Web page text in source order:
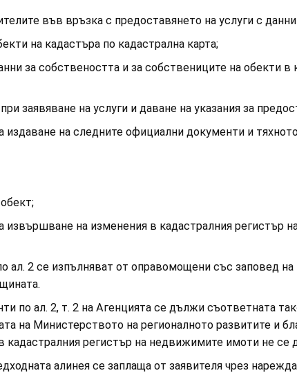
във връзка с предоставянето на услуги с
на кадастъра по кадастрална карта;
за собствеността и за собствениците на обекти
заявяване на услуги и даване на указания за
издаване на следните официални документи и
извършване на изменения в кадастралния регистър
ал. 2 се изпълняват от оправомощени със заповед
по ал. 2, т. 2 на Агенцията се дължи съответната
на Министерството на регионалното развитите и
кадастралния регистър на недвижимите имоти не се
алинея се заплаща от заявителя чрез